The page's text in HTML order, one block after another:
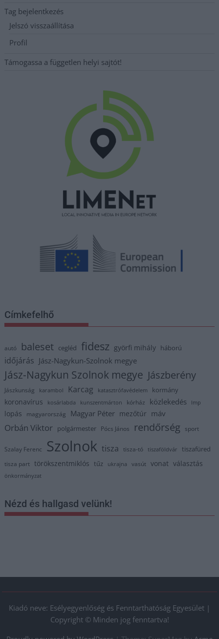
Tag bejelentkezés
Jelszó visszaállítása
Profil
Támogassa a független helyi sajtót!
Címkefelhő
autó baleset cegléd fidesz györfi mihály háború
időjárás Jász-Nagykun-Szolnok megye
Jász-Nagykun Szolnok megye Jászberény
Jászkunság karambol Karcag katasztrófavédelem kormány
koronavírus kosárlabda kunszentmárton kórház közlekedés lmp
lopás magyarország Magyar Péter mezőtúr máv
Orbán Viktor polgármester Pócs János rendőrség sport
Szalay Ferenc Szolnok tisza tisza-tó tiszaföldvár tiszafüred
tisza part törökszentmiklós tűz ukrajna vasút vonat választás
önkormányzat
Nézd és hallgasd velünk!
Kiadó neve: Esélyegyenlőség és Fenntarthatóság Egyesület |
Copyright © Minden jog fenntartva!